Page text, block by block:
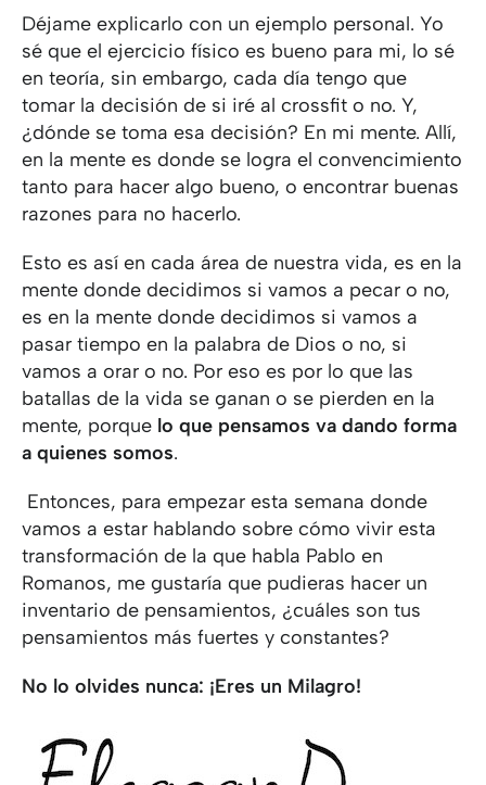
Déjame explicarlo con un ejemplo personal. Yo
sé que el ejercicio físico es bueno para mi, lo sé
en teoría, sin embargo, cada día tengo que
tomar la decisión de si iré al crossfit o no. Y,
¿dónde se toma esa decisión? En mi mente. Allí,
en la mente es donde se logra el convencimiento
tanto para hacer algo bueno, o encontrar buenas
razones para no hacerlo.
Esto es así en cada área de nuestra vida, es en la
mente donde decidimos si vamos a pecar o no,
es en la mente donde decidimos si vamos a
pasar tiempo en la palabra de Dios o no, si
vamos a orar o no. Por eso es por lo que las
batallas de la vida se ganan o se pierden en la
mente, porque lo que pensamos va dando forma
a quienes somos.
Entonces, para empezar esta semana donde
vamos a estar hablando sobre cómo vivir esta
transformación de la que habla Pablo en
Romanos, me gustaría que pudieras hacer un
inventario de pensamientos, ¿cuáles son tus
pensamientos más fuertes y constantes?
No lo olvides nunca: ¡Eres un Milagro!